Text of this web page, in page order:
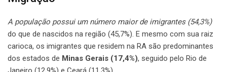
A população possui um número maior de imigrantes (54,3%)
do que de nascidos na região (45,7%). E mesmo com sua raiz
carioca, os imigrantes que residem na RA são predominantes
dos estados de Minas Gerais (17,4%), seguido pelo Rio de